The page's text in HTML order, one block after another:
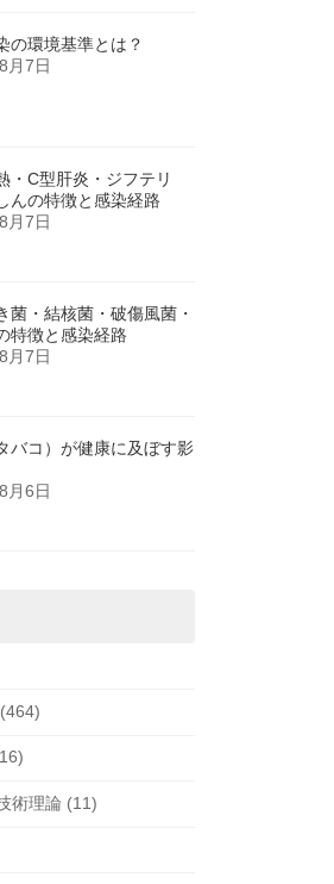
の環境基準とは？
月7日
・C型肝炎・ジフテリ
んの特徴と感染経路
月7日
菌・結核菌・破傷風菌・
特徴と感染経路
月7日
バコ）が健康に及ぼす影
月6日
術理論 (11)